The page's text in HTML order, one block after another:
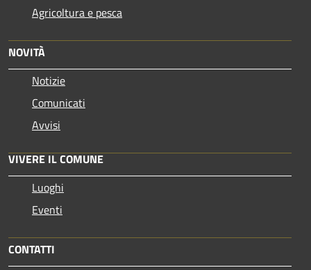
Agricoltura e pesca
NOVITÀ
Notizie
Comunicati
Avvisi
VIVERE IL COMUNE
Luoghi
Eventi
CONTATTI